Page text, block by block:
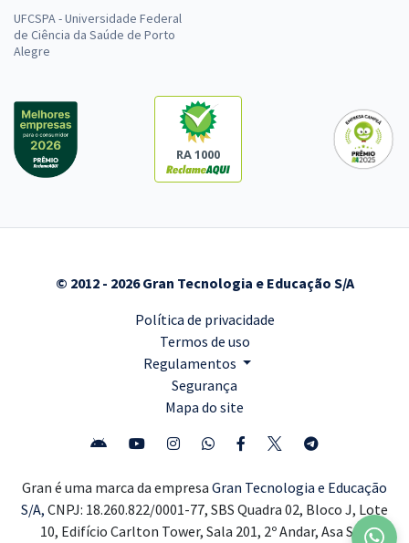
UFCSPA - Universidade Federal
de Ciência da Saúde de Porto
Alegre
RA 1000
© 2012 - 2026 Gran Tecnologia e Educação S/A
Política de privacidade
Termos de uso
Regulamentos
Segurança
Mapa do site
Gran é uma marca da empresa Gran Tecnologia e Educação
S/A, CNPJ: 18.260.822/0001-77, SBS Quadra 02, Bloco J, Lote
10, Edifício Carlton Tower, Sala 201, 2º Andar, Asa Sul,